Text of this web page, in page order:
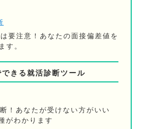
要注意！あなたの面接偏差値を
す。
きる就活診断ツール
！あなたが受けない方がいい
がわかります